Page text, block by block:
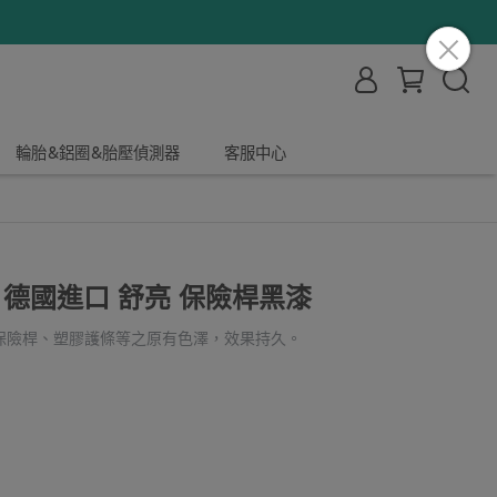
輪胎&鋁圈&胎壓偵測器 客服中心
國進口 舒亮 保險桿黑漆
桿、塑膠護條等之原有色澤，效果持久。